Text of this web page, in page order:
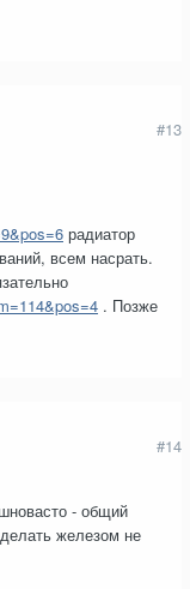
#13
радиатор
всем насрать.
. Позже
#14
- общий
железом не